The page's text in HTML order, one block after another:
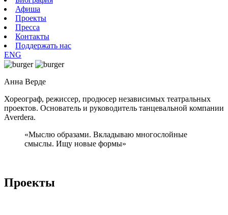
Афиша
Проекты
Пресса
Контакты
Поддержать нас
ENG
Анна Верде
Хореограф, режиссер, продюсер независимых театральных
проектов. Основатель и руководитель танцевальной компании
Averdera.
«Мыслю образами. Вкладываю многослойные
смыслы. Ищу новые формы»
Проекты